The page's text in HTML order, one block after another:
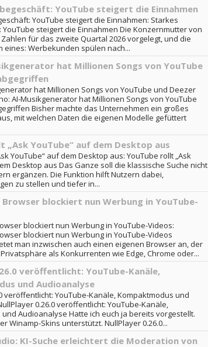
YouTube steigert die Einnahmen
YouTube steigert die Einnahmen: Starkes
steigert die Einnahmen Die Konzernmutter von
für das zweite Quartal 2026 vorgelegt, und die
eines: Werbekunden spülen nach...
hat Millionen Songs von YouTube
hat Millionen Songs von YouTube und Deezer
AI-Musikgenerator hat Millionen Songs von YouTube
Bisher machte das Unternehmen ein großes
mit welchen Daten die eigenen Modelle gefüttert
„Ask YouTube“ auf dem Desktop aus
YouTube“ auf dem Desktop aus: YouTube rollt „Ask
Desktop aus Das Ganze soll die klassische Suche nicht
ergänzen. Die Funktion hilft Nutzern dabei,
zu stellen und tiefer in...
Browser blockiert nun Werbung in YouTube-
blockiert nun Werbung in YouTube-Videos:
blockiert nun Werbung in YouTube-Videos
man inzwischen auch einen eigenen Browser an, der
als Konkurrenten wie Edge, Chrome oder...
veröffentlicht: YouTube-Kanäle,
und Audioanalyse
veröffentlicht: YouTube-Kanäle, Kompaktmodus und
0.26.0 veröffentlicht: YouTube-Kanäle,
Audioanalyse Hatte ich euch ja bereits vorgestellt.
Winamp-Skins unterstützt. NullPlayer 0.26.0...
KI-Suche erleichtert die Moderation von